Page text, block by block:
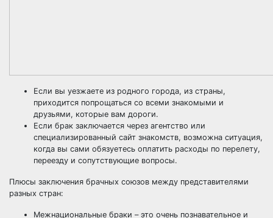
Если вы уезжаете из родного города, из страны,
приходится попрощаться со всеми знакомыми и
друзьями, которые вам дороги.
Если брак заключается через агентство или
специализированный сайт знакомств, возможна ситуация,
когда вы сами обязуетесь оплатить расходы по перелету,
переезду и сопутствующие вопросы.
Плюсы заключения брачных союзов между представителями
разных стран:
Межнациональные браки – это очень познавательное и